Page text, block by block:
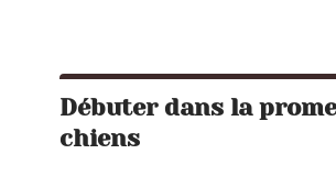
Débuter dans la
chiens